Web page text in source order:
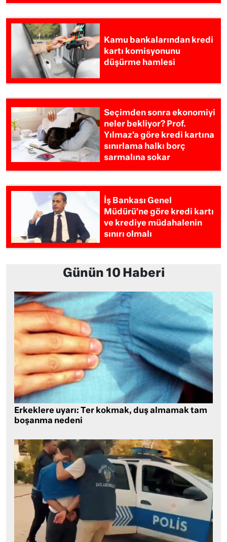
Kamu bankalarından kredi
kartı komisyonunu
düşürme hamlesi
Seçimden sonra ekonomiyi
neler bekliyor? Prof.
Yılmaz’a göre kredi kartına
sınırlama halkı borç
sarmalına sokar
İş Bankası Genel
Müdürü’ne göre kredi kartı
ve krediye müdahalenin
sınırı olmalı
Günün 10 Haberi
Erkeklere uyarı: Ter kokmak, duş almamak tam
boşanma nedeni